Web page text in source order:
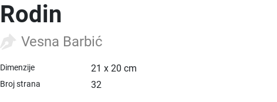
Rodin
Vesna Barbić
Dimenzije 21 x 20 cm
Broj strana 32